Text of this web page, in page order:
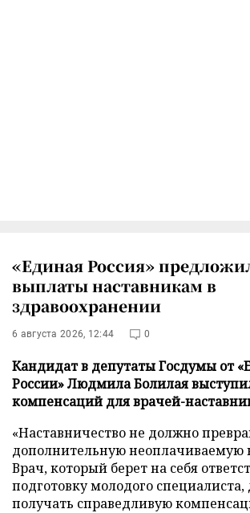
«Единая Россия»
выплаты наставникам в
здравоохранении
6 августа 2026, 12:44 0
Кандидат в депутаты Госдумы от
России» Людмила Болилая
компенсаций для врачей-
«Наставничество не должно
дополнительную неоплачиваемую
Врач, который берет на себя
подготовку молодого
получать справедливую